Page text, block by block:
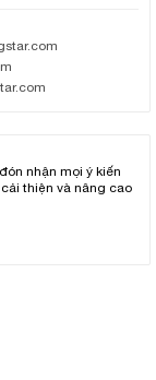
nhận mọi ý kiến
thiện và nâng cao